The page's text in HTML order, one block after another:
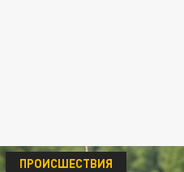
ПРОИСШЕСТВИЯ